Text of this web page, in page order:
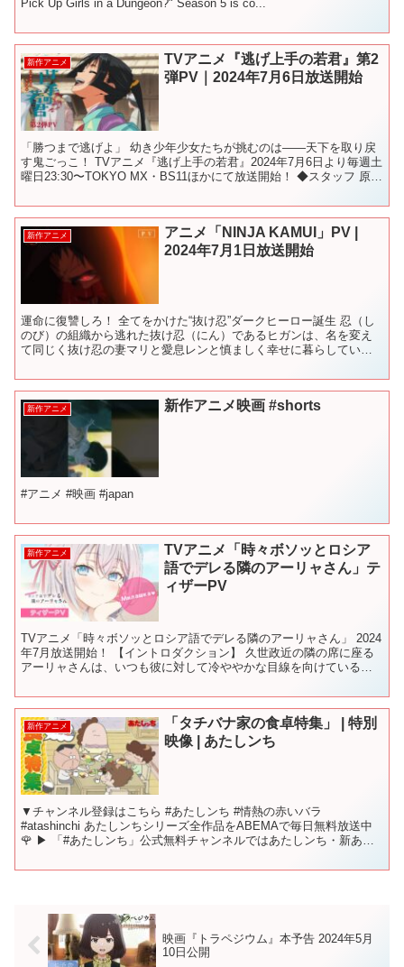
Pick Up Girls in a Dungeon?" Season 5 is co...
新作アニメ
TVアニメ『逃げ上手の若君』第2
弾PV｜2024年7月6日放送開始
「勝つまで逃げよ」 幼き少年少女たちが挑むのは――天下を取り戻
す鬼ごっこ！ TVアニメ『逃げ上手の若君』2024年7月6日より毎週土
曜日23:30〜TOKYO MX・BS11ほかにて放送開始！ ◆スタッフ 原作
新作アニメ
アニメ「NINJA KAMUI」PV |
2024年7月1日放送開始
運命に復讐しろ！ 全てをかけた“抜け忍”ダークヒーロー誕生 忍（し
のび）の組織から逃れた抜け忍（にん）であるヒガンは、名を変え
て同じく抜け忍の妻マリと愛息レンと慎ましく幸せに暮らしてい
新作アニメ 新作アニメ映画 #shorts
#アニメ #映画 #japan
新作アニメ
TVアニメ「時々ボソッとロシア
語でデレる隣のアーリャさん」テ
ィザーPV
TVアニメ「時々ボソッとロシア語でデレる隣のアーリャさん」 2024
年7月放送開始！ 【イントロダクション】 久世政近の隣の席に座る
アーリャさんは、いつも彼に対して冷ややかな目線を向けている。
新作アニメ
「タチバナ家の食卓特集」 | 特別
映像 | あたしンち
▼チャンネル登録はこちら #あたしンち #情熱の赤いバラ
#atashinchi あたしンちシリーズ全作品をABEMAで毎日無料放送中
🌹 ▶︎ 「#あたしンち」公式無料チャンネルではあたしンち・新あた
映画『トラペジウム』本予告 2024年5月
10日公開